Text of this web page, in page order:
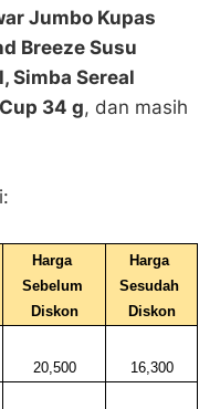
Jumbo Kupas
Breeze Susu
Simba Sereal
34 g, dan masih
Harga
Sebelum
Diskon
Harga
Sesudah
Diskon
20,500
16,300